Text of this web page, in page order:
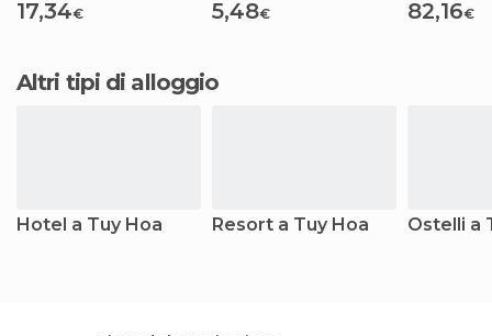
17,34€ 5,48€ 82,16€
Altri tipi di alloggio
Hotel a Tuy Hoa Resort a Tuy Hoa Ostelli a